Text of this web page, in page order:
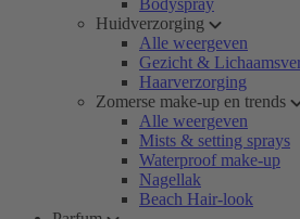
Bodyspray
Huidverzorging
Alle weergeven
Gezicht &
Haarverzorging
Zomerse make-up en trends
Alle weergeven
Mists & setting sprays
Waterproof make-up
Nagellak
Beach Hair-look